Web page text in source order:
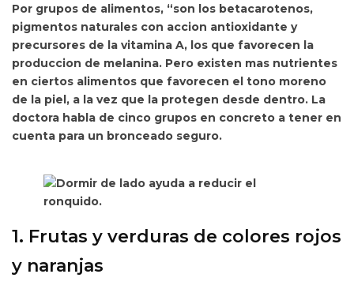
Por grupos de alimentos, “son los betacarotenos,
pigmentos naturales con accion antioxidante y
precursores de la vitamina A, los que favorecen la
produccion de melanina. Pero existen mas nutrientes
en ciertos alimentos que favorecen el tono moreno
de la piel, a la vez que la protegen desde dentro. La
doctora habla de cinco grupos en concreto a tener en
cuenta para un bronceado seguro.
1. Frutas y verduras de colores rojos
y naranjas